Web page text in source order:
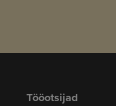
Tööotsijad